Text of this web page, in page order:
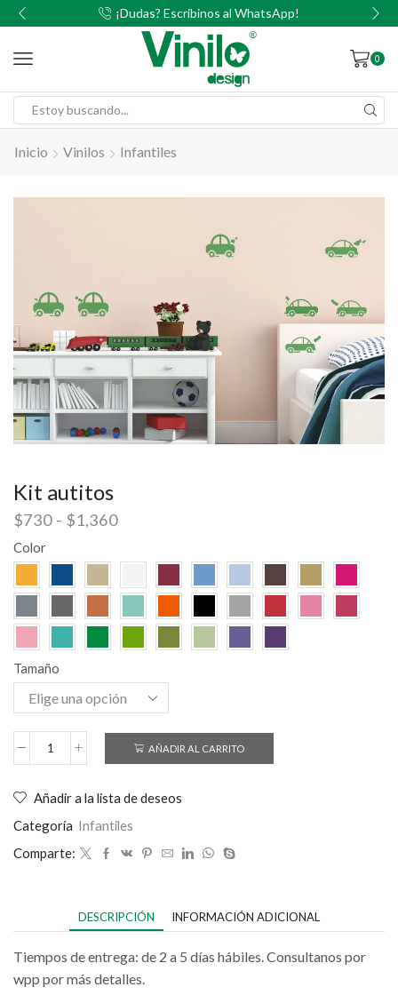
¡Dudas? Escribinos al WhatsApp!
0
Inicio Vinilos Infantiles
Kit autitos
$730 - $1,360
Color
Tamaño
AÑADIR AL CARRITO
Añadir a la lista de deseos
Categoría Infantiles
Comparte:
DESCRIPCIÓN INFORMACIÓN ADICIONAL
Tiempos de entrega: de 2 a 5 días hábiles. Consultanos por
wpp por más detalles.